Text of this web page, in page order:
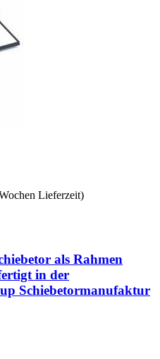
Lieferzeit)
als Rahmen
in der
Schiebetormanufaktur